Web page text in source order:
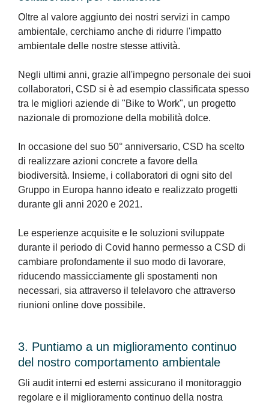
Oltre al valore aggiunto dei nostri servizi in campo
ambientale, cerchiamo anche di ridurre l'impatto
ambientale delle nostre stesse attività.
Negli ultimi anni, grazie all'impegno personale dei suoi
collaboratori, CSD si è ad esempio classificata spesso
tra le migliori aziende di "Bike to Work", un progetto
nazionale di promozione della mobilità dolce.
In occasione del suo 50° anniversario, CSD ha scelto
di realizzare azioni concrete a favore della
biodiversità. Insieme, i collaboratori di ogni sito del
Gruppo in Europa hanno ideato e realizzato progetti
durante gli anni 2020 e 2021.
Le esperienze acquisite e le soluzioni sviluppate
durante il periodo di Covid hanno permesso a CSD di
cambiare profondamente il suo modo di lavorare,
riducendo massicciamente gli spostamenti non
necessari, sia attraverso il telelavoro che attraverso
riunioni online dove possibile.
3. Puntiamo a un miglioramento continuo
del nostro comportamento ambientale
Gli audit interni ed esterni assicurano il monitoraggio
regolare e il miglioramento continuo della nostra